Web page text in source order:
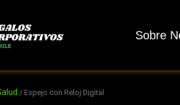
Sobre
/ Espejo con Reloj Digital